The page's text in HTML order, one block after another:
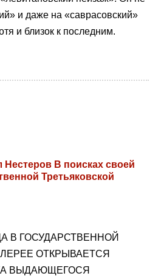
и даже на «саврасовский»
и близок к последним.
В поисках своей
Третьяковской
В ГОСУДАРСТВЕННОЙ
ОТКРЫВАЕТСЯ
ВЫДАЮЩЕГОСЯ